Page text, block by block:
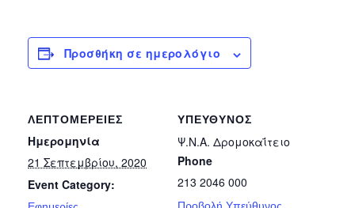
Προσθήκη σε ημερολόγιο
ΛΕΠΤΟΜΈΡΕΙΕΣ
Ημερομηνία
21 Σεπτεμβρίου, 2020
Event Category:
ΥΠΕΎΘΥΝΟΣ
Ψ.Ν.Α. Δρομοκαΐτειο
Phone
213 2046 000